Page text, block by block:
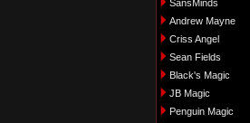
SansMinds
Andrew Mayne
Criss Angel
Sean Fields
Black's Magic
JB Magic
Penguin Magic